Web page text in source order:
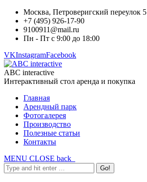
Москва, Петроверигский переулок 5
+7 (495) 926-17-90
9100911@mail.ru
Пн - Пт с 9:00 до 18:00
VKInstagramFacebook
ABC interactive
Интерактивный стол аренда и покупка
Главная
Арендный парк
Фотогалерея
Производство
Полезные статьи
Контакты
MENU CLOSE back